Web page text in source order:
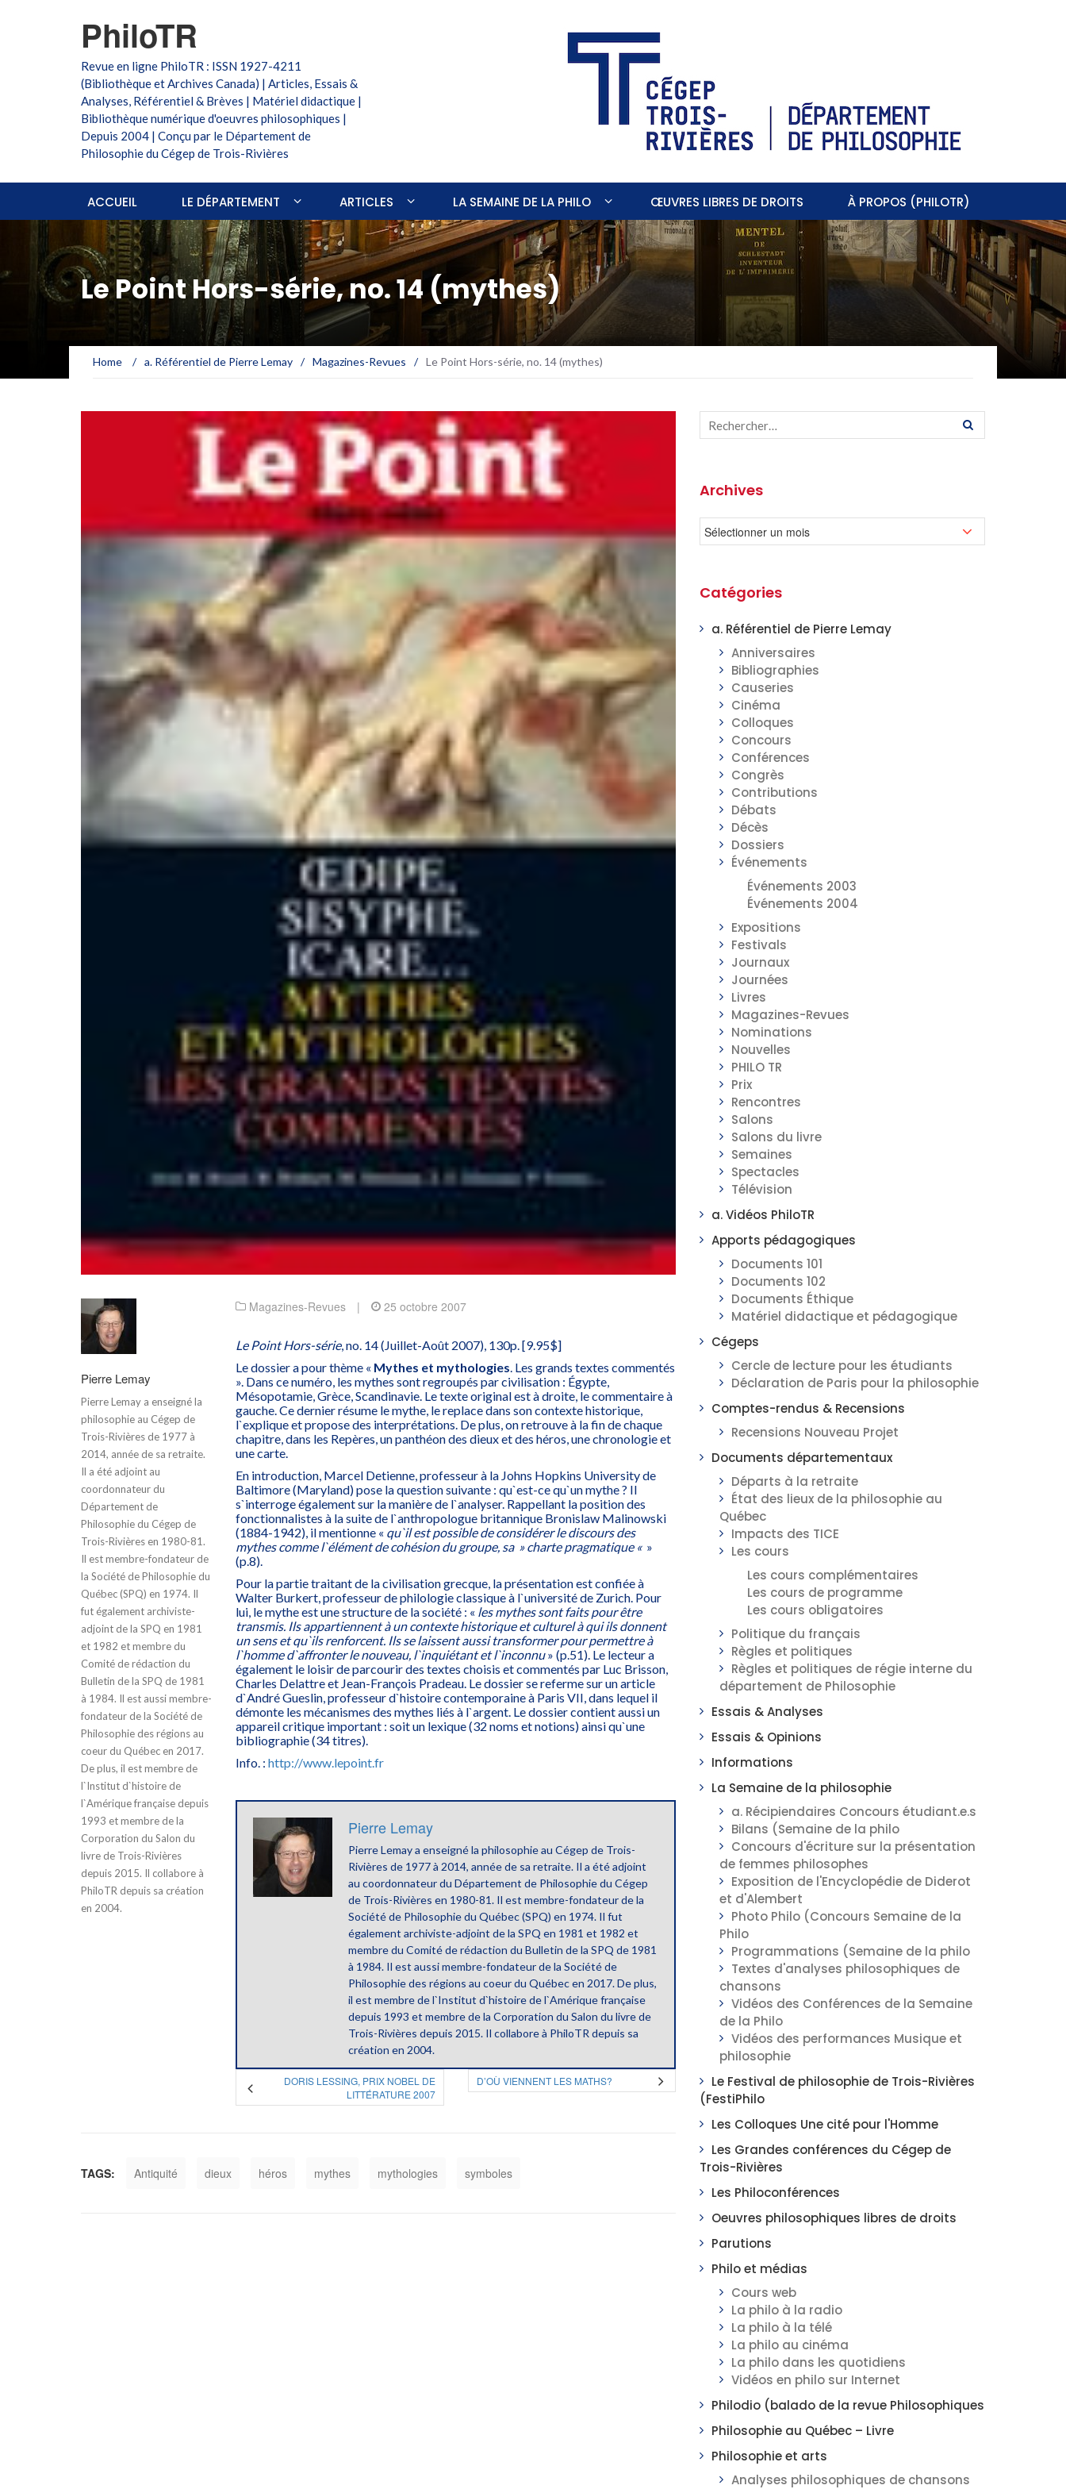
PhiloTR
Revue en ligne PhiloTR : ISSN 1927-4211
(Bibliothèque et Archives Canada) | Articles, Essais &
Analyses, Référentiel & Brèves | Matériel didactique |
Bibliothèque numérique d'oeuvres philosophiques |
Depuis 2004 | Conçu par le Département de
Philosophie du Cégep de Trois-Rivières
ACCUEIL LE DÉPARTEMENT ARTICLES LA SEMAINE DE LA PHILO ŒUVRES LIBRES DE DROITS À PROPOS (PHILOTR)
Le Point Hors-série, no. 14 (mythes)
Home / a. Référentiel de Pierre Lemay / Magazines-Revues / Le Point Hors-série, no. 14 (mythes)
Pierre Lemay
Pierre Lemay a enseigné la
philosophie au Cégep de
Trois-Rivières de 1977 à
2014, année de sa retraite.
Il a été adjoint au
coordonnateur du
Département de
Philosophie du Cégep de
Trois-Rivières en 1980-81.
Il est membre-fondateur de
la Société de Philosophie du
Québec (SPQ) en 1974. Il
fut également archiviste-
adjoint de la SPQ en 1981
et 1982 et membre du
Comité de rédaction du
Bulletin de la SPQ de 1981
à 1984. Il est aussi membre-
fondateur de la Société de
Philosophie des régions au
coeur du Québec en 2017.
De plus, il est membre de
l`Institut d`histoire de
l`Amérique française depuis
1993 et membre de la
Corporation du Salon du
livre de Trois-Rivières
depuis 2015. Il collabore à
PhiloTR depuis sa création
en 2004.
Magazines-Revues | 25 octobre 2007
Le Point Hors-série, no. 14 (Juillet-Août 2007), 130p. [9.95$]
Le dossier a pour thème « Mythes et mythologies . Les grands textes commentés
». Dans ce numéro, les mythes sont regroupés par civilisation : Égypte,
Mésopotamie, Grèce, Scandinavie. Le texte original est à droite, le commentaire à
gauche. Ce dernier résume le mythe, le replace dans son contexte historique,
l`explique et propose des interprétations. De plus, on retrouve à la fin de chaque
chapitre, dans les Repères, un panthéon des dieux et des héros, une chronologie et
une carte.
En introduction, Marcel Detienne, professeur à la Johns Hopkins University de
Baltimore (Maryland) pose la question suivante : qu`est-ce qu`un mythe ? Il
s`interroge également sur la manière de l`analyser. Rappellant la position des
fonctionnalistes à la suite de l`anthropologue britannique Bronislaw Malinowski
(1884-1942), il mentionne « qu`il est possible de considérer le discours des
mythes comme l`élément de cohésion du groupe, sa » charte pragmatique « »
(p.8).
Pour la partie traitant de la civilisation grecque, la présentation est confiée à
Walter Burkert, professeur de philologie classique à l`université de Zurich. Pour
lui, le mythe est une structure de la société : « les mythes sont faits pour être
transmis. Ils appartiennent à un contexte historique et culturel à qui ils donnent
un sens et qu`ils renforcent. Ils se laissent aussi transformer pour permettre à
l`homme d`affronter le nouveau, l`inquiétant et l`inconnu» (p.51). Le lecteur a
également le loisir de parcourir des textes choisis et commentés par Luc Brisson,
Charles Delattre et Jean-François Pradeau. Le dossier se referme sur un article
d`André Gueslin, professeur d`histoire contemporaine à Paris VII, dans lequel il
démonte les mécanismes des mythes liés à l`argent. Le dossier contient aussi un
appareil critique important : soit un lexique (32 noms et notions) ainsi qu`une
bibliographie (34 titres).
Info. : http://www.lepoint.fr
Pierre Lemay
Pierre Lemay a enseigné la philosophie au Cégep de Trois-
Rivières de 1977 à 2014, année de sa retraite. Il a été adjoint
au coordonnateur du Département de Philosophie du Cégep
de Trois-Rivières en 1980-81. Il est membre-fondateur de la
Société de Philosophie du Québec (SPQ) en 1974. Il fut
également archiviste-adjoint de la SPQ en 1981 et 1982 et
membre du Comité de rédaction du Bulletin de la SPQ de 1981
à 1984. Il est aussi membre-fondateur de la Société de
Philosophie des régions au coeur du Québec en 2017. De plus,
il est membre de l`Institut d`histoire de l`Amérique française
depuis 1993 et membre de la Corporation du Salon du livre de
Trois-Rivières depuis 2015. Il collabore à PhiloTR depuis sa
création en 2004.
DORIS LESSING, PRIX NOBEL DE
LITTÉRATURE 2007
D’OÙ VIENNENT LES MATHS?
TAGS: Antiquité dieux héros mythes mythologies symboles
Archives
Catégories
a. Référentiel de Pierre Lemay
Anniversaires
Bibliographies
Causeries
Cinéma
Colloques
Concours
Conférences
Congrès
Contributions
Débats
Décès
Dossiers
Événements
Événements 2003
Événements 2004
Expositions
Festivals
Journaux
Journées
Livres
Magazines-Revues
Nominations
Nouvelles
PHILO TR
Prix
Rencontres
Salons
Salons du livre
Semaines
Spectacles
Télévision
a. Vidéos PhiloTR
Apports pédagogiques
Documents 101
Documents 102
Documents Éthique
Matériel didactique et pédagogique
Cégeps
Cercle de lecture pour les étudiants
Déclaration de Paris pour la philosophie
Comptes-rendus & Recensions
Recensions Nouveau Projet
Documents départementaux
Départs à la retraite
État des lieux de la philosophie au
Québec
Impacts des TICE
Les cours
Les cours complémentaires
Les cours de programme
Les cours obligatoires
Politique du français
Règles et politiques
Règles et politiques de régie interne du
département de Philosophie
Essais & Analyses
Essais & Opinions
Informations
La Semaine de la philosophie
a. Récipiendaires Concours étudiant.e.s
Bilans (Semaine de la philo
Concours d'écriture sur la présentation
de femmes philosophes
Exposition de l'Encyclopédie de Diderot
et d'Alembert
Photo Philo (Concours Semaine de la
Philo
Programmations (Semaine de la philo
Textes d'analyses philosophiques de
chansons
Vidéos des Conférences de la Semaine
de la Philo
Vidéos des performances Musique et
philosophie
Le Festival de philosophie de Trois-Rivières
(FestiPhilo
Les Colloques Une cité pour l'Homme
Les Grandes conférences du Cégep de
Trois-Rivières
Les Philoconférences
Oeuvres philosophiques libres de droits
Parutions
Philo et médias
Cours web
La philo à la radio
La philo à la télé
La philo au cinéma
La philo dans les quotidiens
Vidéos en philo sur Internet
Philodio (balado de la revue Philosophiques
Philosophie au Québec – Livre
Philosophie et arts
Analyses philosophiques de chansons